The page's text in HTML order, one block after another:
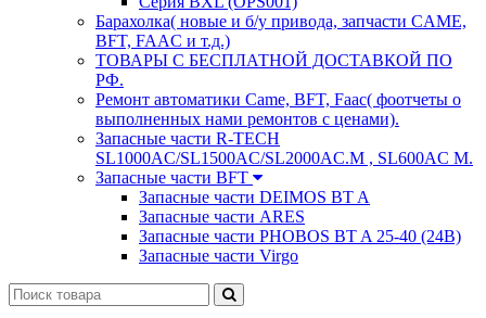
Барахолка( новые и б/у привода, запчасти CAME,
BFT, FAAC и т.д.)
ТОВАРЫ С БЕСПЛАТНОЙ ДОСТАВКОЙ ПО
РФ.
Ремонт автоматики Came, BFT, Faac( фоотчеты о
выполненных нами ремонтов с ценами).
Запасные части R-TECH
SL1000AC/SL1500AC/SL2000AC.M , SL600AC M.
Запасные части BFT
Запасные части DEIMOS BT A
Запасные части ARES
Запасные части PHOBOS BT A 25-40 (24B)
Запасные части Virgo